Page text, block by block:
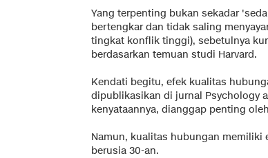
Yang terpenting bukan sekadar
bertengkar dan tidak saling
tingkat konflik tinggi), sebetulnya
berdasarkan temuan studi Harvard.
Kendati begitu, efek kualitas
dipublikasikan di jurnal Psychology
kenyataannya, dianggap penting
Namun, kualitas hubungan memiliki
berusia 30-an.